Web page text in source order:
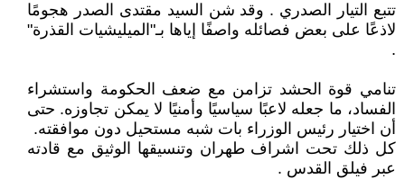
تتبع التيار الصدري . وقد شن السيد مقتدى الصدر هجومًا
لاذعًا على بعض فصائله واصفًا إياها بـ"الميليشيات القذرة"
.
تنامي قوة الحشد تزامن مع ضعف الحكومة واستشراء
الفساد، ما جعله لاعبًا سياسيًا وأمنيًا لا يمكن تجاوزه. حتى
أن اختيار رئيس الوزراء بات شبه مستحيل دون موافقته.
كل ذلك تحت اشراف طهران وتنسيقها الوثيق مع قادته
عبر فيلق القدس .